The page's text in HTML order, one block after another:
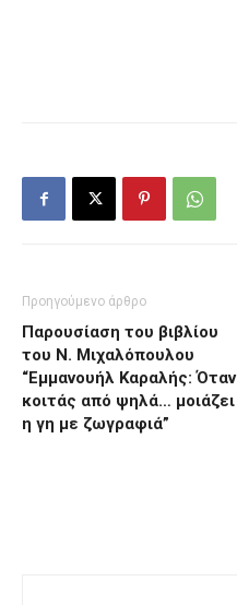
Προηγούμενο άρθρο
Παρουσίαση του βιβλίου
του Ν. Μιχαλόπουλου
“Εμμανουήλ Καραλής: Όταν
κοιτάς από ψηλά… μοιάζει
η γη με ζωγραφιά”